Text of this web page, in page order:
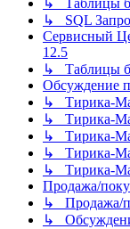
↳ Таблицы
↳ SQL
Сервисный
12.5
↳ Таблицы
Обсуждение
↳ Тирика-
↳ Тирика-
↳ Тирика-
↳ Тирика-
↳ Тирика-
Продажа/
↳ Продажа/
↳